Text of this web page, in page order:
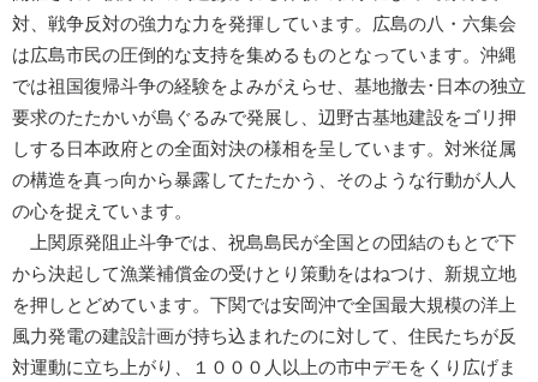
対、戦争反対の強力な力を発揮しています。広島の八・六集会
は広島市民の圧倒的な支持を集めるものとなっています。沖縄
では祖国復帰斗争の経験をよみがえらせ、基地撤去･日本の独立
要求のたたかいが島ぐるみで発展し、辺野古基地建設をゴリ押
しする日本政府との全面対決の様相を呈しています。対米従属
の構造を真っ向から暴露してたたかう、そのような行動が人人
の心を捉えています。
上関原発阻止斗争では、祝島島民が全国との団結のもとで下
から決起して漁業補償金の受けとり策動をはねつけ、新規立地
を押しとどめています。下関では安岡沖で全国最大規模の洋上
風力発電の建設計画が持ち込まれたのに対して、住民たちが反
対運動に立ち上がり、１０００人以上の市中デモをくり広げま